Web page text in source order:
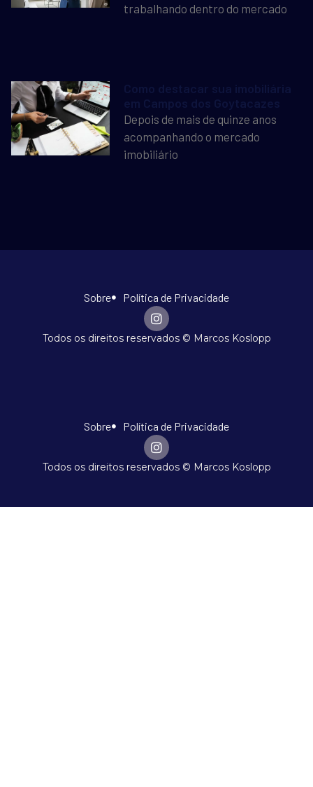
trabalhando dentro do mercado
Como destacar sua imobiliária
em Campos dos Goytacazes
Depois de mais de quinze anos
acompanhando o mercado
imobiliário
Sobre Política de Privacidade
Todos os direitos reservados © Marcos Koslopp
Sobre Política de Privacidade
Todos os direitos reservados © Marcos Koslopp